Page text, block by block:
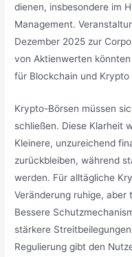
dienen, insbesondere im
Management.
Dezember 2025 zur
von Aktienwerten
für Blockchain und Krypto
Krypto-Börsen müssen
schließen. Diese Klarheit
Kleinere, unzureichend
zurückbleiben, während
werden. Für alltägliche
Veränderung ruhige, aber
Bessere
stärkere
Regulierung gibt den